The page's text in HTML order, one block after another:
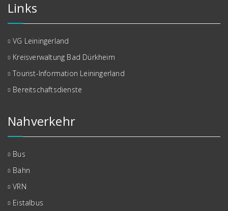
Links
VG Leiningerland
Kreisverwaltung Bad Dürkheim
Tourist-Information Leiningerland
Bereitschaftsdienste
Nahverkehr
Bus
Bahn
VRN
Eistalbus